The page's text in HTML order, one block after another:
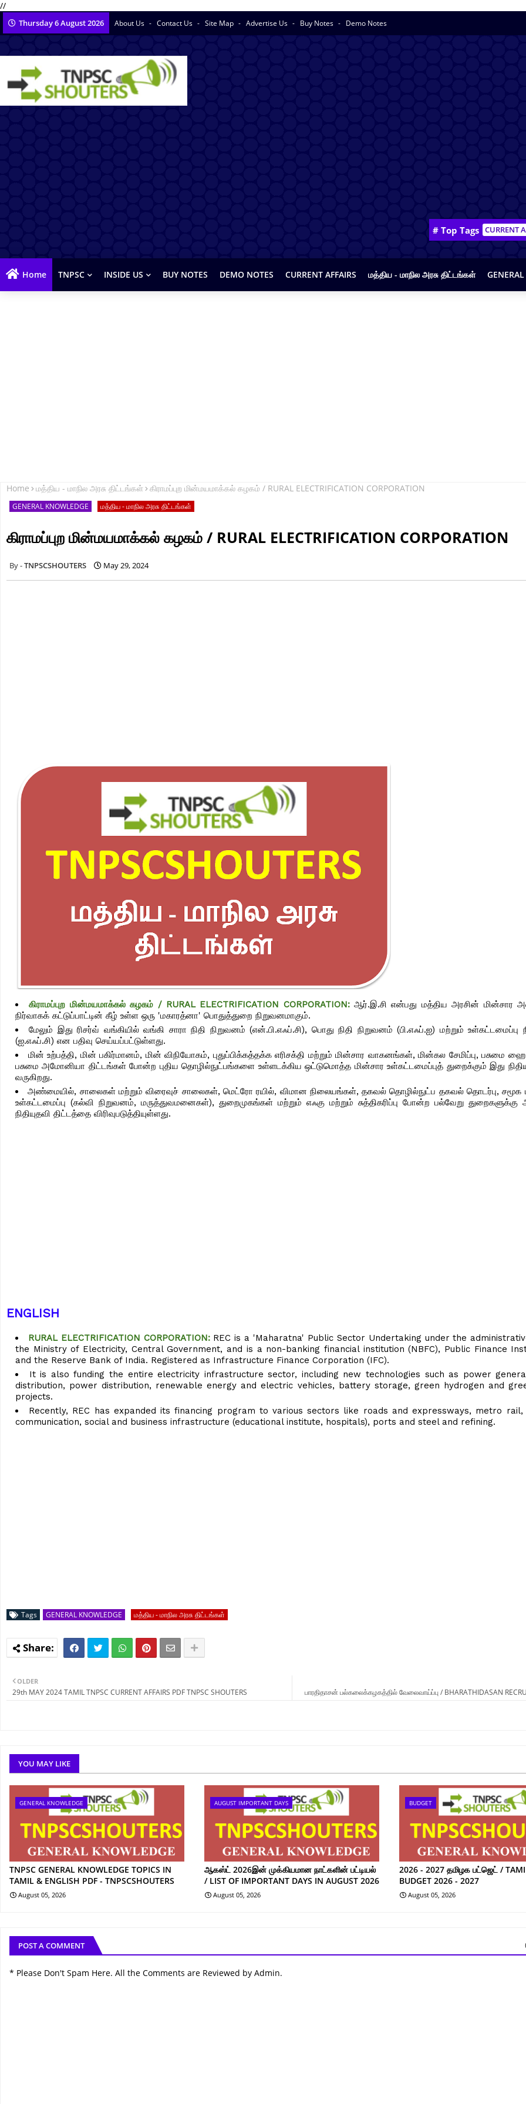
//
Thursday 6 August 2026 About Us Contact Us Site Map Advertise Us Buy Notes Demo Notes
# Top Tags CURRENT
Home TNPSC INSIDE US BUY NOTES DEMO NOTES CURRENT AFFAIRS மத்திய - மாநில அரசு திட்டங்கள்
Home மத்திய - மாநில அரசு திட்டங்கள் கிராமப்புற மின்மயமாக்கல் கழகம் / RURAL ELECTRIFICATION CORPORATION
GENERAL KNOWLEDGE மத்திய - மாநில அரசு திட்டங்கள்
கிராமப்புற மின்மயமாக்கல் கழகம் / RURAL ELECTRIFICATION CORPORATION
TNPSCSHOUTERS May 29, 2024
கிராமப்புற மின்மயமாக்கல் கழகம் / RURAL ELECTRIFICATION CORPORATION:ஆர்.இ.சி என்பது மத்திய அரசின் மின்சார
நிர்வாகக் கட்டுப்பாட்டின் கீழ் உள்ள ஒரு 'மகாரத்னா' பொதுத்துறை நிறுவனமாகும்.
மேலும் இது ரிசர்வ் வங்கியில் வங்கி சாரா நிதி நிறுவனம் (என்.பி.எஃப்.சி), பொது நிதி நிறுவனம் (பி.எஃப்.ஐ) மற்றும் உள்கட்டமைப்பு
(ஐ.எஃப்.சி) என பதிவு செய்யப்பட்டுள்ளது.
மின் உற்பத்தி, மின் பகிர்மானம், மின் விநியோகம், புதுப்பிக்கத்தக்க எரிசக்தி மற்றும் மின்சார வாகனங்கள், மின்கல சேமிப்பு, பசுமை
பசுமை அமோனியா திட்டங்கள் போன்ற புதிய தொழில்நுட்பங்களை உள்ளடக்கிய ஒட்டுமொத்த மின்சார உள்கட்டமைப்புத் துறைக்கும் இது
வருகிறது.
அண்மையில், சாலைகள் மற்றும் விரைவுச் சாலைகள், மெட்ரோ ரயில், விமான நிலையங்கள், தகவல் தொழில்நுட்ப தகவல் தொடர்பு, சமூக
உள்கட்டமைப்பு (கல்வி நிறுவனம், மருத்துவமனைகள்), துறைமுகங்கள் மற்றும் எஃகு மற்றும் சுத்திகரிப்பு போன்ற பல்வேறு
நிதியுதவி திட்டத்தை விரிவுபடுத்தியுள்ளது.
ENGLISH
RURAL ELECTRIFICATION CORPORATION: REC is a 'Maharatna' Public Sector Undertaking under the
the Ministry of Electricity, Central Government, and is a non-banking financial institution (NBFC), Public Finance
and the Reserve Bank of India. Registered as Infrastructure Finance Corporation (IFC).
It is also funding the entire electricity infrastructure sector, including new technologies such as power
distribution, power distribution, renewable energy and electric vehicles, battery storage, green hydrogen and
projects.
Recently, REC has expanded its financing program to various sectors like roads and expressways, metro
communication, social and business infrastructure (educational institute, hospitals), ports and steel and refining.
Tags GENERAL KNOWLEDGE மத்திய - மாநில அரசு திட்டங்கள்
பாரதிதாசன் பல்கலைக்கழகத்தில் வேலைவாய்ப்பு / BHARATHIDASAN
OLDER
29th MAY 2024 TAMIL TNPSC CURRENT AFFAIRS PDF TNPSC SHOUTERS
YOU MAY LIKE
GENERAL KNOWLEDGE
TNPSC GENERAL KNOWLEDGE TOPICS IN
TAMIL & ENGLISH PDF - TNPSCSHOUTERS
August 05, 2026
AUGUST IMPORTANT DAYS
ஆகஸ்ட் 2026இன் முக்கியமான நாட்களின் பட்டியல்
/ LIST OF IMPORTANT DAYS IN AUGUST 2026
August 05, 2026
BUDGET
2026 - 2027 தமிழக பட்ஜெட் /
BUDGET 2026 - 2027
August 05, 2026
POST A COMMENT
* Please Don't Spam Here. All the Comments are Reviewed by Admin.